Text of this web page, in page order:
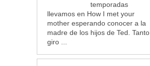
temporadas
llevamos en How I met your
mother esperando conocer a la
madre de los hijos de Ted. Tanto
giro ...